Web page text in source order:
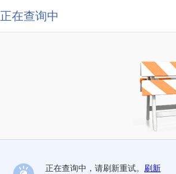
正在查询中
正在查询中，请刷新重试。 刷新